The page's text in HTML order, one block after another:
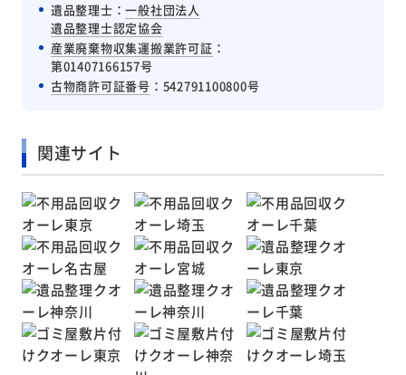
遺品整理士：一般社団法人
遺品整理士認定協会
産業廃棄物収集運搬業許可証 ：
第01407166157号
古物商許可証番号 ：542791100800号
関連サイト